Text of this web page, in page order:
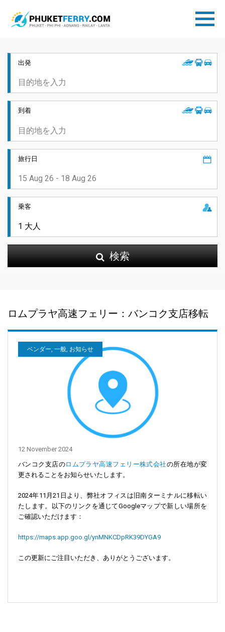
出発
到着
旅行日
乗客
検索
ロムプラヤ高速フェリー：バンコク支店移転
12 November 2024
ベンダー, 一般, お知らせ
バンコク支店のロムプラヤ高速フェリー株式会社の所在地が変
更されることをお知らせいたします。
2024年11月21日より、弊社オフィスは旧南ターミナルに移転い
たします。以下のリンクを通じてGoogleマップで新しい場所を
ご確認いただけます：
https://maps.app.goo.gl/ynMNKCDpRK39DYGA9
この更新にご注目いただき、ありがとうございます。